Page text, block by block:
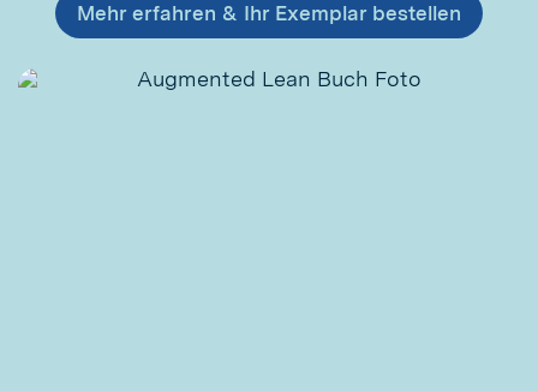
Mehr erfahren & Ihr Exemplar bestellen